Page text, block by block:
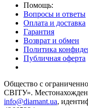
Помощь:
Вопросы и ответы
Оплата и доставка
Гарантия
Возврат и обмен
Политика
Публичная оферта
Общество с
СВІТУ».
info@diamant.ua,